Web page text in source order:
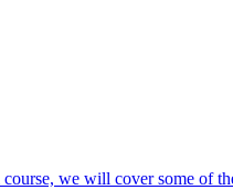
we will cover some of